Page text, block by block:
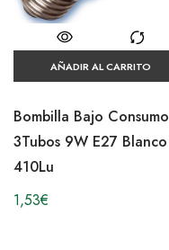
AÑADIR AL CARRITO
Bombilla Bajo Consumo
3Tubos 9W E27 Blanco
410Lu
1,53€